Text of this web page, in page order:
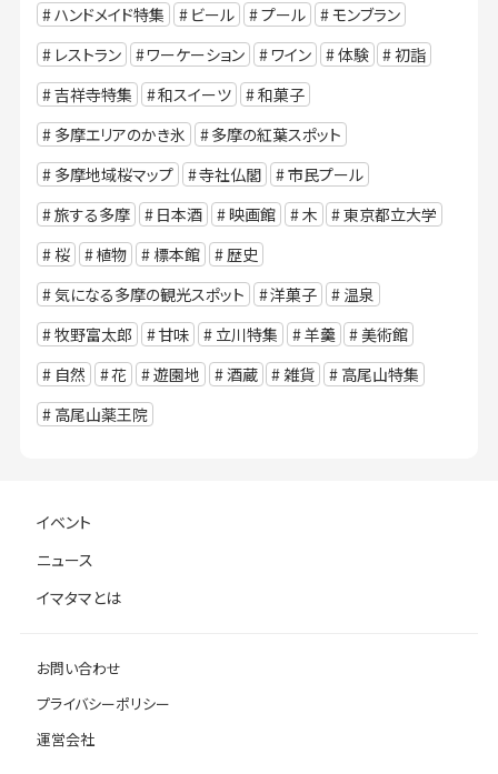
ハンドメイド特集
ビール プール
モンブラン
レストラン
ワーケーション ワイン 体験
初詣
吉祥寺特集
和スイーツ
和菓子
多摩エリアのかき氷
多摩の紅葉スポット
多摩地域桜マップ
寺社仏閣
市民プール
旅する多摩
日本酒 映画館 木
東京都立大学
桜
植物 標本館
歴史
気になる多摩の観光スポット
洋菓子
温泉
牧野富太郎
甘味 立川特集 羊羹
美術館
自然
花 遊園地 酒蔵 雑貨
高尾山特集
高尾山薬王院
イベント
ニュース
イマタマとは
お問い合わせ
プライバシーポリシー
運営会社